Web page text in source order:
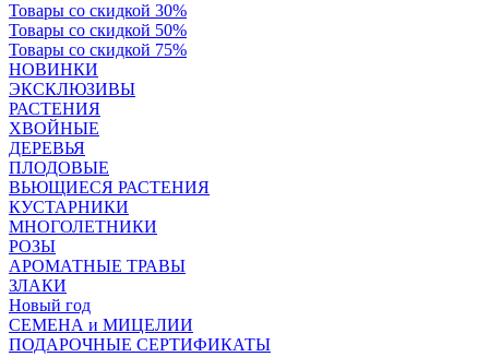
Товары со скидкой 30%
Товары со скидкой 50%
Товары со скидкой 75%
НОВИНКИ
ЭКСКЛЮЗИВЫ
РАСТЕНИЯ
ХВОЙНЫЕ
ДЕРЕВЬЯ
ПЛОДОВЫЕ
ВЬЮЩИЕСЯ РАСТЕНИЯ
КУСТАРНИКИ
МНОГОЛЕТНИКИ
РОЗЫ
АРОМАТНЫЕ ТРАВЫ
ЗЛАКИ
Новый год
СЕМЕНА и МИЦЕЛИИ
ПОДАРОЧНЫЕ СЕРТИФИКАТЫ